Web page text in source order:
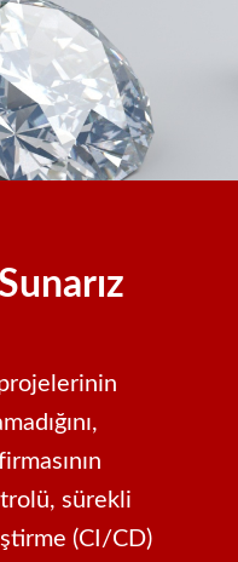
sürekli
(CI/CD)